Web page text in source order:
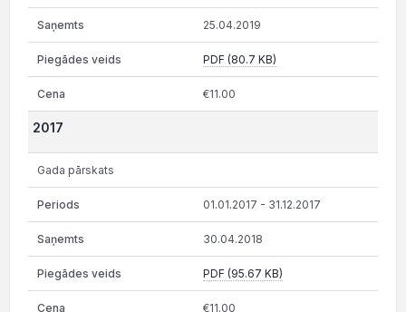
25.04.2019
PDF (80.7 KB)
€11.00
2017
Gada pārskats
01.01.2017 - 31.12.2017
30.04.2018
PDF (95.67 KB)
€11.00